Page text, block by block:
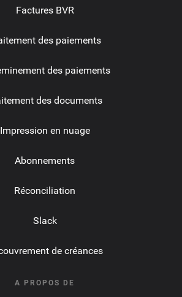
Factures BVR
des paiements
des paiements
des documents
Impression en nuage
Abonnements
Réconciliation
Slack
de créances
A PROPOS DE